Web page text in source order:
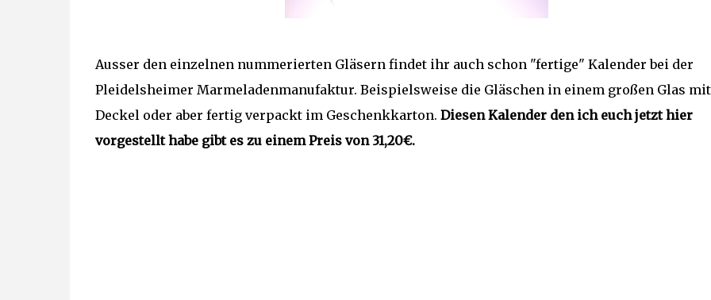
Ausser den einzelnen nummerierten Gläsern findet ihr auch schon "fertige" Kalender bei der
Pleidelsheimer Marmeladenmanufaktur. Beispielsweise die Gläschen in einem großen Glas mit
Deckel oder aber fertig verpackt im Geschenkkarton. Diesen Kalender den ich euch jetzt hier
vorgestellt habe gibt es zu einem Preis von 31,20€.